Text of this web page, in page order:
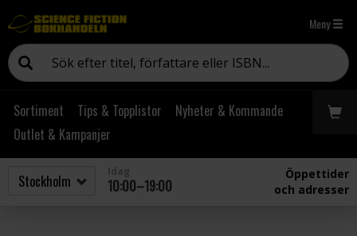
Meny
Sortiment Tips & Topplistor
Nyheter & Kommande
Outlet & Kampanjer
10:00–19:00
Öppettider
och adresser